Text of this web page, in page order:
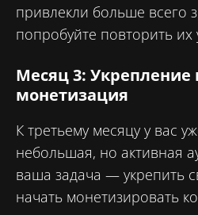
привлекли больше всего
попробуйте повторить их
Месяц 3: Укрепление
монетизация
К третьему месяцу у вас
небольшая, но активная
ваша задача — укрепить
начать монетизировать